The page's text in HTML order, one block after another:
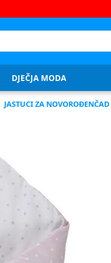
DJEČJA MODA
JASTUCI ZA NOVOROĐENČAD